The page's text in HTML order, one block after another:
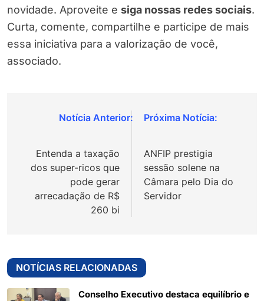
novidade. Aproveite e siga nossas redes sociais.
Curta, comente, compartilhe e participe de mais
essa iniciativa para a valorização de você,
associado.
Navegação
Post
Entenda a taxação
dos super-ricos que
pode gerar
arrecadação de R$
260 bi
ANFIP prestigia
sessão solene na
Câmara pelo Dia do
Servidor
NOTÍCIAS RELACIONADAS
Conselho Executivo destaca equilíbrio e